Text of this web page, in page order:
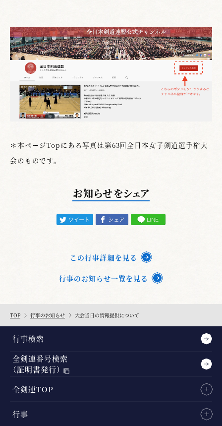
＊本ページTopにある写真は第63回全日本女子剣道選手権大
会のものです。
お知らせをシェア
この行事詳細を見る
行事のお知らせ一覧を見る
TOP 行事のお知らせ 大会当日の情報提供について
行事検索
全剣連番号検索
（証明書発行）
全剣連TOP
行事